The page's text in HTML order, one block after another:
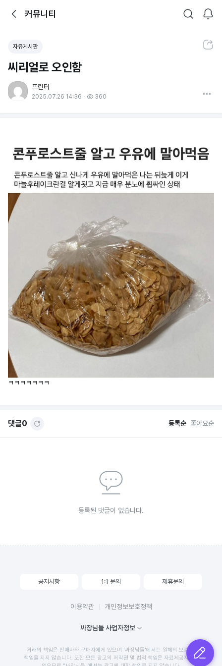
뒤로가기커뮤니티
커뮤니티
검색
알림
글쓰기
공유하기
자유게시판
씨리얼로 오인함
프린터
2025.07.26 14:36 360
ㅋㅋㅋㅋㅋㅋㅋ
댓글0 등록순 좋아요순
등록된 댓글이 없습니다.
공지사항 1:1 문의 제휴문의
이용약관 개인정보보호정책
싸장님들 사업자정보
거래의 책임은 판매자와 구매자에게 있으며 '싸장님들'에서는 일체의 보증 및
책임을 지지 않습니다. 또한 모든 광고의 저작권 및 법적 책임은 자료제공자에게